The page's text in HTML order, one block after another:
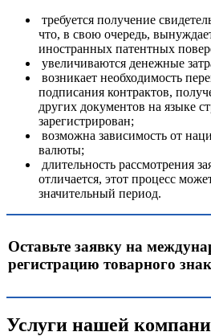
требуется получение
что, в свою очередь,
иностранных патентных
увеличиваются денежные
возникает необходимость
подписания контрактов,
других документов на языке
зарегистрирован;
возможна зависимость от
валюты;
длительность рассмотрения
отличается, этот процесс
значительный период.
Оставьте заявку на
регистрацию товарного
Услуги нашей